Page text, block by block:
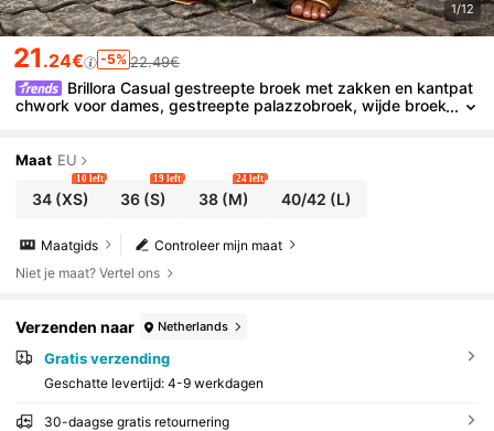
1/12
21 .24€ -5% 22.49€
Brillora Casual gestreepte broek met zakken en kantpat
chwork voor dames, gestreepte palazzobroek, wijde broek
e zomerbroek
Maat EU
34(XS)
10 left
36 (S)
19 left
38(M)
24 left
40/42 (L)
Controleer mijn maat
Maatgids
Niet je maat? Vertel ons
Verzenden naar Netherlands
Gratis verzending
Geschatte levertijd: 4-9 werkdagen
30-daagse gratis retournering